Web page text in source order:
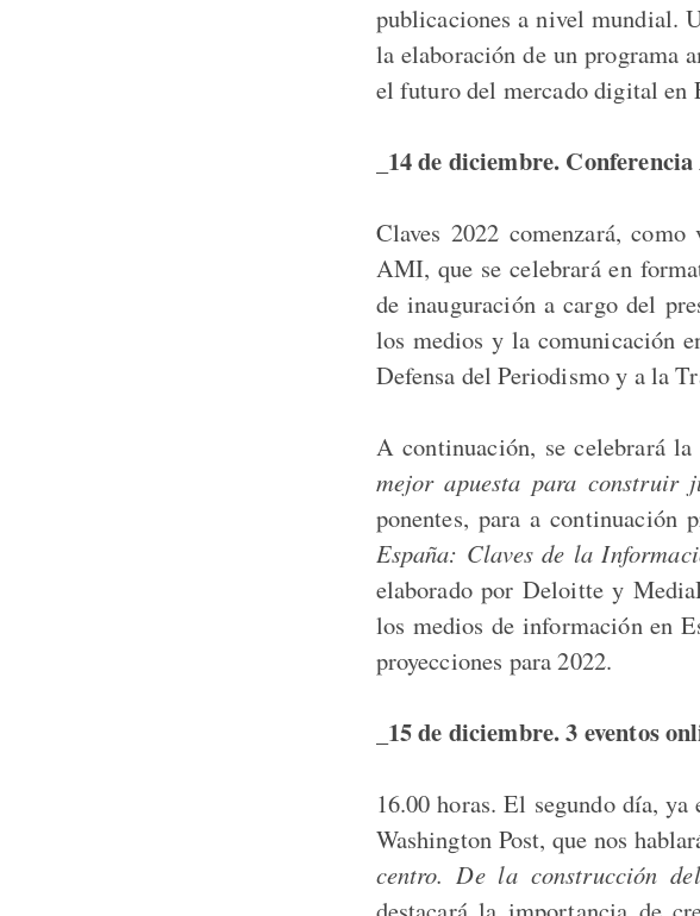
publicaciones a nivel mundial.
la elaboración de un programa
el futuro del mercado digital en
_14 de diciembre.
Claves 2022 comenzará,
AMI, que se celebrará en
de inauguración a cargo del
los medios y la comunicación
Defensa del Periodismo y a la
A continuación, se celebrará la
mejor apuesta para construir
ponentes, para a continuación
España: Claves de la
elaborado por Deloitte y
los medios de información en
proyecciones para 2022.
_15 de diciembre. 3 eventos
16.00 horas. El segundo día,
Washington Post, que nos
centro. De la construcción